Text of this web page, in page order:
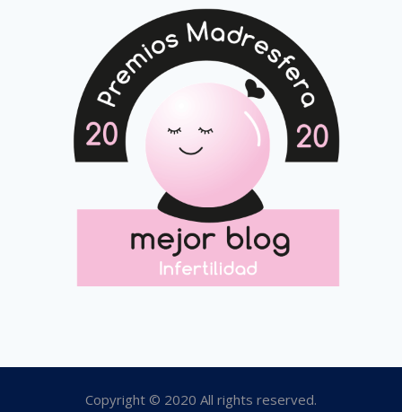
Copyright © 2020 All rights reserved.